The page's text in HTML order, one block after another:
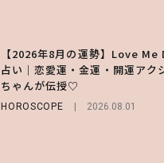
【2026年8月の運勢】Love Me
占い｜恋愛運・金運・開運アク
ちゃんが伝授♡
HOROSCOPE 2026.08.01
【ALD1】グループの魅力＆素
問一答をお届け！【sweet
【GU】夏の“主役級”アイテム
ー＆可愛すぎる「大人の肌見せ
選
FASHION 2026.07.19